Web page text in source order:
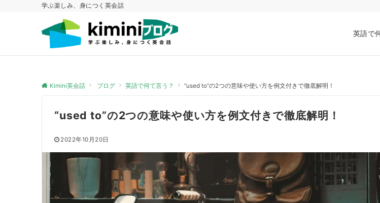
学ぶ楽しみ、身につく英会話
英語で
Kimini英会話 ブログ 英語で何て言う？ “used to”の2つの意味や使い方を例文付きで徹底解明！
“used to”の2つの意味や使い方を例文付きで徹底解明！
2022年10月20日